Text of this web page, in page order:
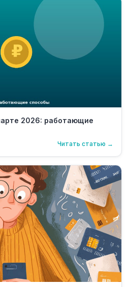
2026: работающие
Читать статью →